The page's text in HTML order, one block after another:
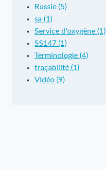
Russie (5)
sa (1)
Service d'oxygène (1)
SS147 (1)
Terminologie (4)
traçabilité (1)
Vidéo (9)